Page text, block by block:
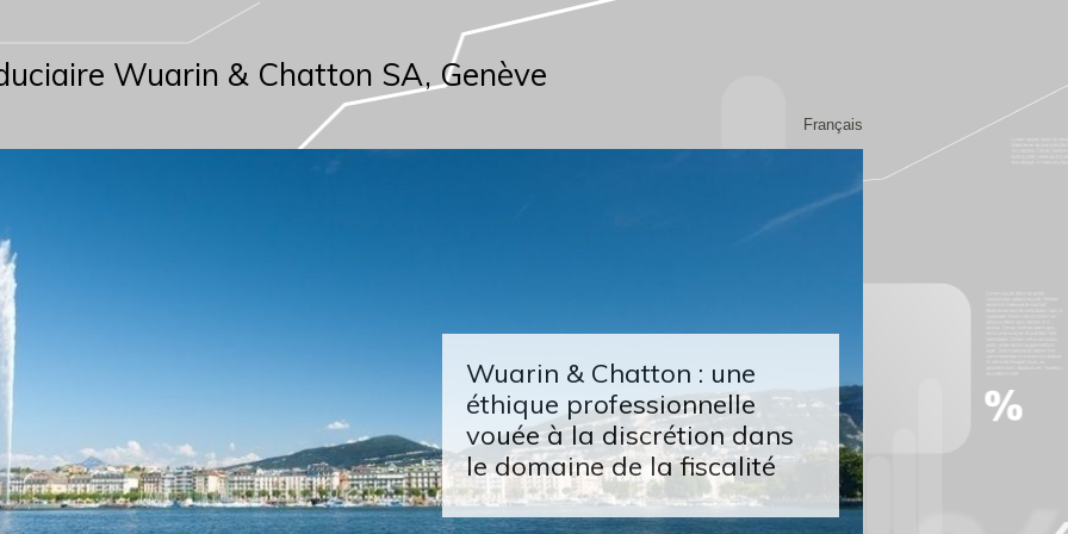
Français
Wuarin & Chatton SA, Genève
Wuarin & Chatton : une
éthique professionnelle
vouée à la discrétion dans
le domaine de la fiscalité